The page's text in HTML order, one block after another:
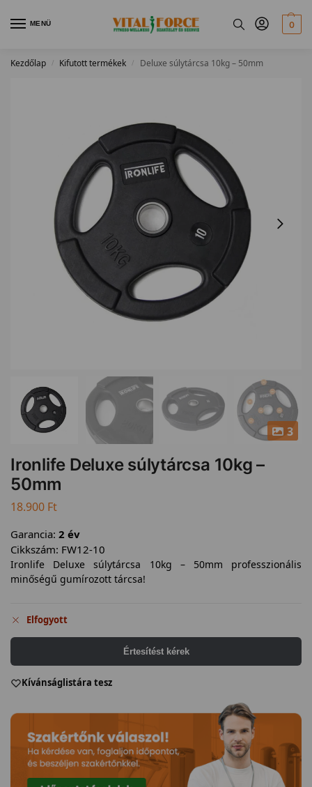
MENÜ 0
Kezdőlap / Kifutott termékek / Deluxe súlytárcsa 10kg – 50mm
3
Ironlife Deluxe súlytárcsa 10kg –
50mm
18.900 Ft
Garancia: 2 év
Cikkszám: FW12-10
Ironlife Deluxe súlytárcsa 10kg – 50mm professzionális
minőségű gumírozott tárcsa!
Elfogyott
Értesítést kérek
Kívánságlistára tesz